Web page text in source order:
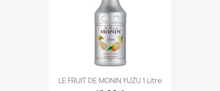
LE FRUIT DE MONIN YUZU 1 Litre